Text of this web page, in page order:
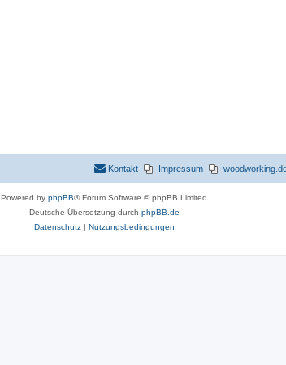
n
r
Impressum
Kontakt
Powered by phpBB® Forum Software © phpBB Limited
Deutsche Übersetzung durch phpBB.de
Datenschutz| Nutzungsbedingungen